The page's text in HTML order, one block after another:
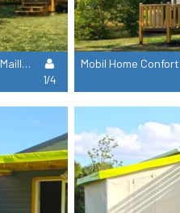
Mobil Home Confort Maillezais - 2 Chambres
1/4